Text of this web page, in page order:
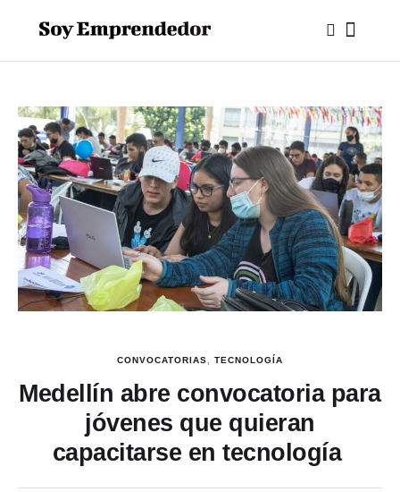
CONVOCATORIAS, TECNOLOGÍA
Medellín abre convocatoria para
jóvenes que quieran
capacitarse en tecnología